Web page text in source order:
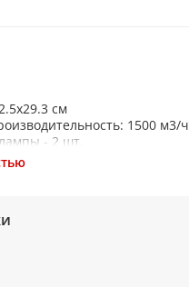
см
1500 м3/ч
- 2 шт.
дБ
3